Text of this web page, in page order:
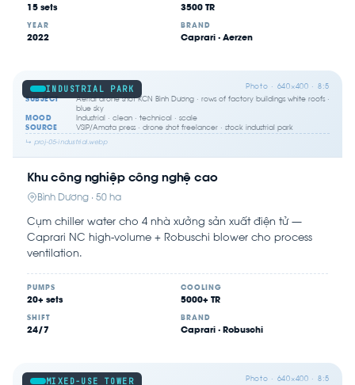
15 sets 3500 TR
YEAR
2022
BRAND
Caprari · Aerzen
INDUSTRIAL PARK Photo · 640×400 · 8:5
SUBJECT
Aerial drone shot KCN Bình Dương · rows of factory buildings white roofs ·
blue sky
MOOD
Industrial · clean · technical · scale
SOURCE
VSIP/Amata press · drone shot freelancer · stock industrial park
↳ proj-05-industrial.webp
Khu công nghiệp công nghệ cao
Bình Dương · 50 ha
Cụm chiller water cho 4 nhà xưởng sản xuất điện tử —
Caprari NC high-volume + Robuschi blower cho process
ventilation.
PUMPS
20+ sets
COOLING
5000+ TR
SHIFT
24/7
BRAND
Caprari · Robuschi
MIXED-USE TOWER Photo · 640×400 · 8:5